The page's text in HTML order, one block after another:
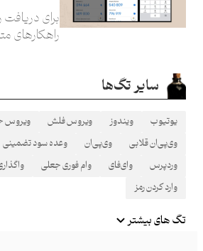
سایر تگ‌ها
یوتیوب ویندوز ویروس فلش ویروس
وی‌پی‌ان قلابی
وی‌پی‌ان وعده سود تضمینی
وردپرس
وای‌فای وام فوری جعلی
وارد کردن رمز
تگ های بیشتر
برای
راهکارهای